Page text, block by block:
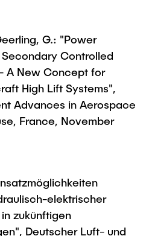
G.: "Power
Controlled
A New Concept for
High Lift Systems",
Advances in Aerospace
France, November
elektrischer
zukünftigen
Deutscher Luft- und